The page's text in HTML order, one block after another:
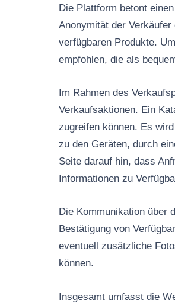
Die Plattform betont
Anonymität der
verfügbaren Produkte.
empfohlen, die als
Im Rahmen des
Verkaufsaktionen. Ein
zugreifen können. Es
zu den Geräten, durch
Seite darauf hin, dass
Informationen zu
Die Kommunikation über
Bestätigung von
eventuell zusätzliche
können.
Insgesamt umfasst die